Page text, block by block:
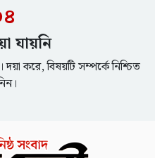
যায়নি
করে, বিষয়টি সম্পর্কে নিশ্চিত